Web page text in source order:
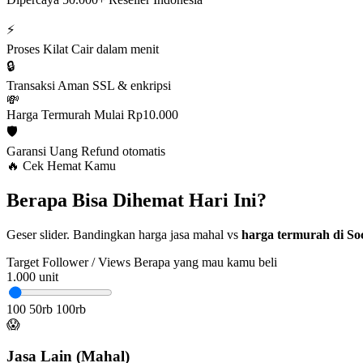
⚡
Proses Kilat Cair dalam menit
🔒
Transaksi Aman SSL & enkripsi
💸
Harga Termurah Mulai Rp10.000
🛡️
Garansi Uang Refund otomatis
🔥 Cek Hemat Kamu
Berapa Bisa Dihemat Hari Ini?
Geser slider. Bandingkan harga jasa mahal vs harga termurah di
Target Follower / Views Berapa yang mau kamu beli
1.000 unit
100 50rb 100rb
😱
Jasa Lain (Mahal)